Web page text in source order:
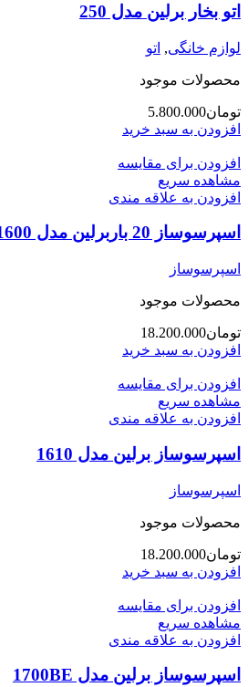
اتو بخار برلین مدل 250
لوازم خانگی, اتو
محصولات موجود
تومان5.800.000
افزودن به سبد خرید
افزودن برای مقایسه
مشاهده سریع
افزودن به علاقه مندی
اسپرسوساز 20 باربرلین مدل Be1600
اسپرسوساز
محصولات موجود
تومان18.200.000
افزودن به سبد خرید
افزودن برای مقایسه
مشاهده سریع
افزودن به علاقه مندی
اسپرسوساز برلین مدل 1610
اسپرسوساز
محصولات موجود
تومان18.200.000
افزودن به سبد خرید
افزودن برای مقایسه
مشاهده سریع
افزودن به علاقه مندی
اسپرسوساز برلین مدل 1700BE